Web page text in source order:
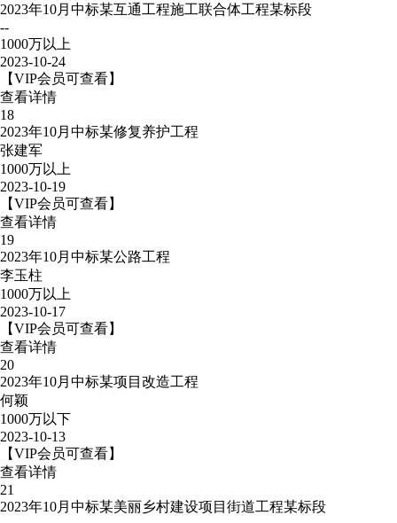
2023年10月中标某互通工程施工联合体工程某标段
--
1000万以上
2023-10-24
【VIP会员可查看】
查看详情
18
2023年10月中标某修复养护工程
张建军
1000万以上
2023-10-19
【VIP会员可查看】
查看详情
19
2023年10月中标某公路工程
李玉柱
1000万以上
2023-10-17
【VIP会员可查看】
查看详情
20
2023年10月中标某项目改造工程
何颖
1000万以下
2023-10-13
【VIP会员可查看】
查看详情
21
2023年10月中标某美丽乡村建设项目街道工程某标段